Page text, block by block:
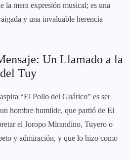
la mera expresión musical; es una
y una invaluable herencia
Un Llamado a la
Tuy
“El Pollo del Guárico” es ser
hombre humilde, que partió de El
el Joropo Mirandino, Tuyero o
y admiración, y que lo hizo como